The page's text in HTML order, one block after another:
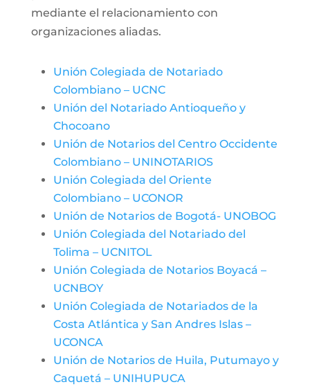
mediante el relacionamiento con
organizaciones aliadas.
Unión Colegiada de Notariado
Colombiano – UCNC
Unión del Notariado Antioqueño y
Chocoano
Unión de Notarios del Centro Occidente
Colombiano – UNINOTARIOS
Unión Colegiada del Oriente
Colombiano – UCONOR
Unión de Notarios de Bogotá- UNOBOG
Unión Colegiada del Notariado del
Tolima – UCNITOL
Unión Colegiada de Notarios Boyacá –
UCNBOY
Unión Colegiada de Notariados de la
Costa Atlántica y San Andres Islas –
UCONCA
Unión de Notarios de Huila, Putumayo y
Caquetá – UNIHUPUCA